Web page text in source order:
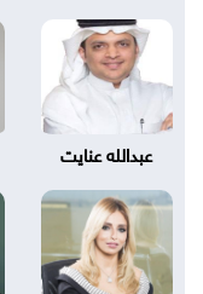
عبدالله عنايت